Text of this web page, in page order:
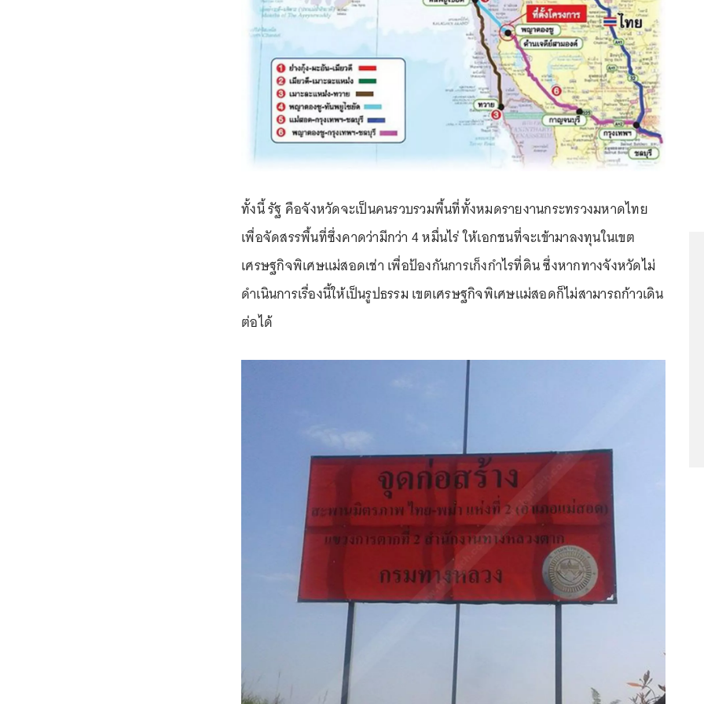
ทั้งนี้ รัฐ คือจังหวัดจะเป็นคนรวบรวมพื้นที่ทั้งหมดรายงานกระทรวงมหาดไทย
เพื่อจัดสรรพื้นที่ซึ่งคาดว่ามีกว่า 4 หมื่นไร่ ให้เอกชนที่จะเข้ามาลงทุนในเขต
เศรษฐกิจพิเศษแม่สอดเช่า เพื่อป้องกันการเก็งกำไรที่ดิน ซึ่งหากทางจังหวัดไม่
ดำเนินการเรื่องนี้ให้เป็นรูปธรรม เขตเศรษฐกิจพิเศษแม่สอดก็ไม่สามารถก้าวเดิน
ต่อได้